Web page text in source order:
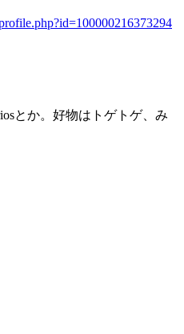
とか。好物はトゲトゲ、み